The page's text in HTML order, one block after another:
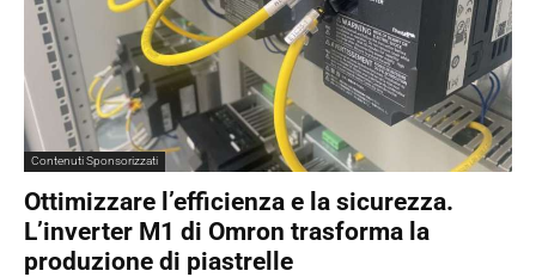
Contenuti Sponsorizzati
Ottimizzare l’efficienza e la sicurezza.
L’inverter M1 di Omron trasforma la
produzione di piastrelle